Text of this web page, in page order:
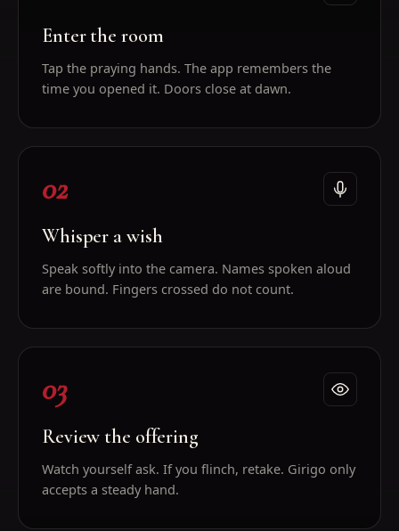
Enter the room
Tap the praying hands. The app remembers the
time you opened it. Doors close at dawn.
02
Whisper a wish
Speak softly into the camera. Names spoken aloud
are bound. Fingers crossed do not count.
03
Review the offering
Watch yourself ask. If you flinch, retake. Girigo only
accepts a steady hand.